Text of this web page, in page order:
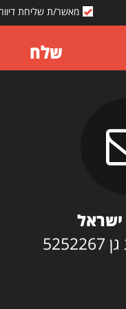
מאשר/ת שליחת דיוור
שלח